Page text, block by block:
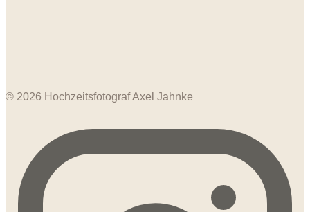
© 2026 Hochzeitsfotograf Axel Jahnke